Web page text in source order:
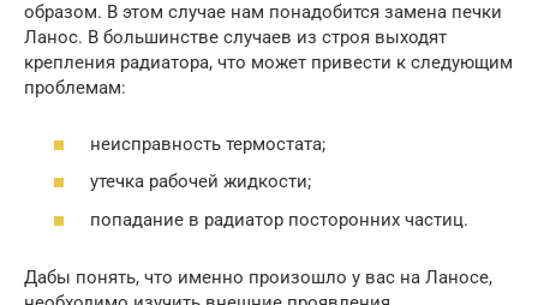
образом. В этом случае нам понадобится замена печки
Ланос. В большинстве случаев из строя выходят
крепления радиатора, что может привести к следующим
проблемам:
неисправность термостата;
утечка рабочей жидкости;
попадание в радиатор посторонних частиц.
Дабы понять, что именно произошло у вас на Ланосе,